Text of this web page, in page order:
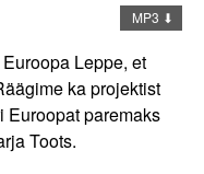
MP3 ⬇
Leppe, et
ka projektist
Euroopat paremaks
Toots.